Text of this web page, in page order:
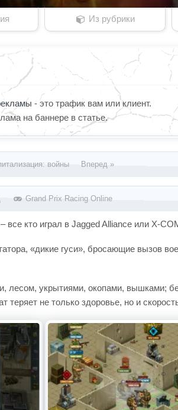
Из рубрики
- это трафик вам или клиент.
на баннере в статье.
войны Вперед »
Grand Prix Racing Online
все кто играл в Jagged Alliance или X-
«дикие гуси», бросающие вызов
лесом, укрытиями, окопами, вышками;
теряет не только здоровье, но и